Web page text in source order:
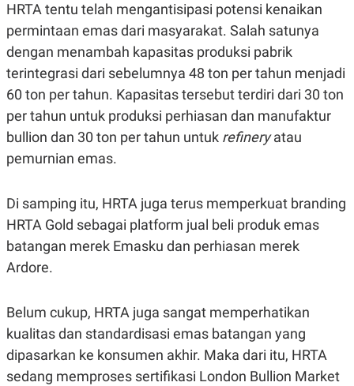
HRTA tentu telah mengantisipasi potensi kenaikan
permintaan emas dari masyarakat. Salah satunya
dengan menambah kapasitas produksi pabrik
terintegrasi dari sebelumnya 48 ton per tahun menjadi
60 ton per tahun. Kapasitas tersebut terdiri dari 30 ton
per tahun untuk produksi perhiasan dan manufaktur
bullion dan 30 ton per tahun untuk refineryatau
pemurnian emas.
Di samping itu, HRTA juga terus memperkuat branding
HRTA Gold sebagai platform jual beli produk emas
batangan merek Emasku dan perhiasan merek
Ardore.
Belum cukup, HRTA juga sangat memperhatikan
kualitas dan standardisasi emas batangan yang
dipasarkan ke konsumen akhir. Maka dari itu, HRTA
sedang memproses sertifikasi London Bullion Market